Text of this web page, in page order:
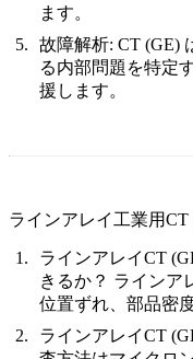
ます。
故障解析: CT (GE)
る内部問題を特定
援します。
ラインアレイ工業用
ラインアレイCT
きるか？ ラインア
位置ずれ、部品密
ラインアレイCT